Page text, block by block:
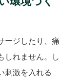
ージしたり、痛
しれません。し
刺激を入れる